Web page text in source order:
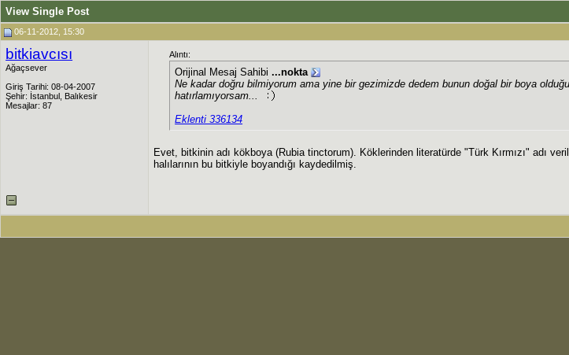
View Single Post
06-11-2012, 15:30
bitkiavcısı
Ağaçsever
Giriş Tarihi: 08-04-2007
Şehir: İstanbul, Balıkesir
Mesajlar: 87
Alıntı:
Orijinal Mesaj Sahibi...nokta
Ne kadar doğru bilmiyorum ama yine bir gezimizde dedem bunun doğal bir boya
hatırlamıyorsam...
Eklenti 336134
Evet, bitkinin adı kökboya (Rubia tinctorum). Köklerinden literatürde "Türk Kırmızı" adı
halılarının bu bitkiyle boyandığı kaydedilmiş.